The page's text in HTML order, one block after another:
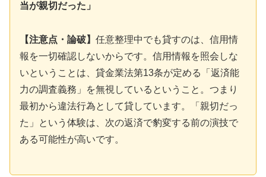
当が親切だった」
【注意点・論破】 任意整理中でも貸すのは、信用情
報を一切確認しないからです。信用情報を照会しな
いということは、貸金業法第13条が定める「返済能
力の調査義務」を無視しているということ。つまり
最初から違法行為として貸しています。「親切だっ
た」という体験は、次の返済で豹変する前の演技で
ある可能性が高いです。